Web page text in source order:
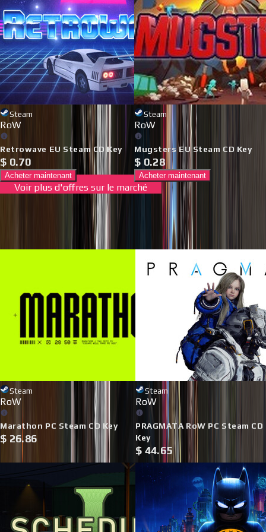
Steam
RoW
Retrowave EU Steam CD Key
$ 0.70
Acheter maintenant
Steam
RoW
Mugsters EU Steam CD Key
$ 0.28
Acheter maintenant
Voir plus d'offres sur le marché
Nouveautés & Tendances
Découvrez les derniers jeux et les plus populaires sur le marché
Steam
RoW
Marathon PC Steam CD Key
$ 26.86
Steam
RoW
PRAGMATA RoW PC Steam CD
Key
$ 44.65